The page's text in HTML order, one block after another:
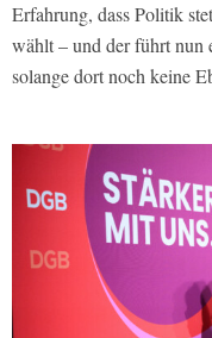
Erfahrung, dass Politik
wählt – und der führt nun
solange dort noch keine